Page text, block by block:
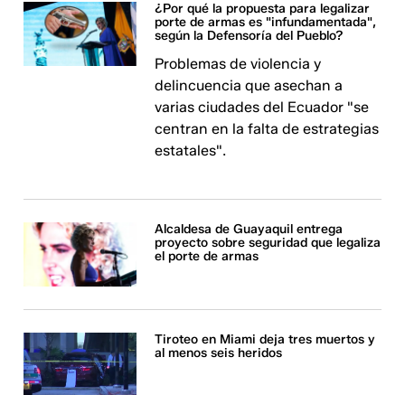
¿Por qué la propuesta para legalizar
porte de armas es "infundamentada",
según la Defensoría del Pueblo?
Problemas de violencia y
delincuencia que asechan a
varias ciudades del Ecuador "se
centran en la falta de estrategias
estatales".
Alcaldesa de Guayaquil entrega
proyecto sobre seguridad que legaliza
el porte de armas
Tiroteo en Miami deja tres muertos y
al menos seis heridos